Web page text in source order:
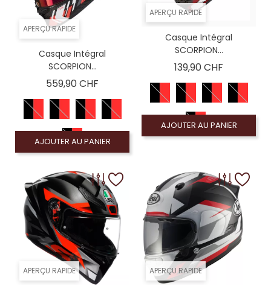
APERÇU RAPIDE
Casque Intégral
SCORPION...
559,90 CHF
AJOUTER AU PANIER
APERÇU RAPIDE
Casque Intégral
SCORPION...
139,90 CHF
AJOUTER AU PANIER
APERÇU RAPIDE APERÇU RAPIDE